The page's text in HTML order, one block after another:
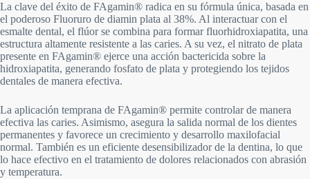
La clave del éxito de FAgamin® radica en su fórmula única, basada en
el poderoso Fluoruro de diamin plata al 38%. Al interactuar con el
esmalte dental, el flúor se combina para formar fluorhidroxiapatita, una
estructura altamente resistente a las caries. A su vez, el nitrato de plata
presente en FAgamin® ejerce una acción bactericida sobre la
hidroxiapatita, generando fosfato de plata y protegiendo los tejidos
dentales de manera efectiva.
La aplicación temprana de FAgamin® permite controlar de manera
efectiva las caries. Asimismo, asegura la salida normal de los dientes
permanentes y favorece un crecimiento y desarrollo maxilofacial
normal. También es un eficiente desensibilizador de la dentina, lo que
lo hace efectivo en el tratamiento de dolores relacionados con abrasión
y temperatura.